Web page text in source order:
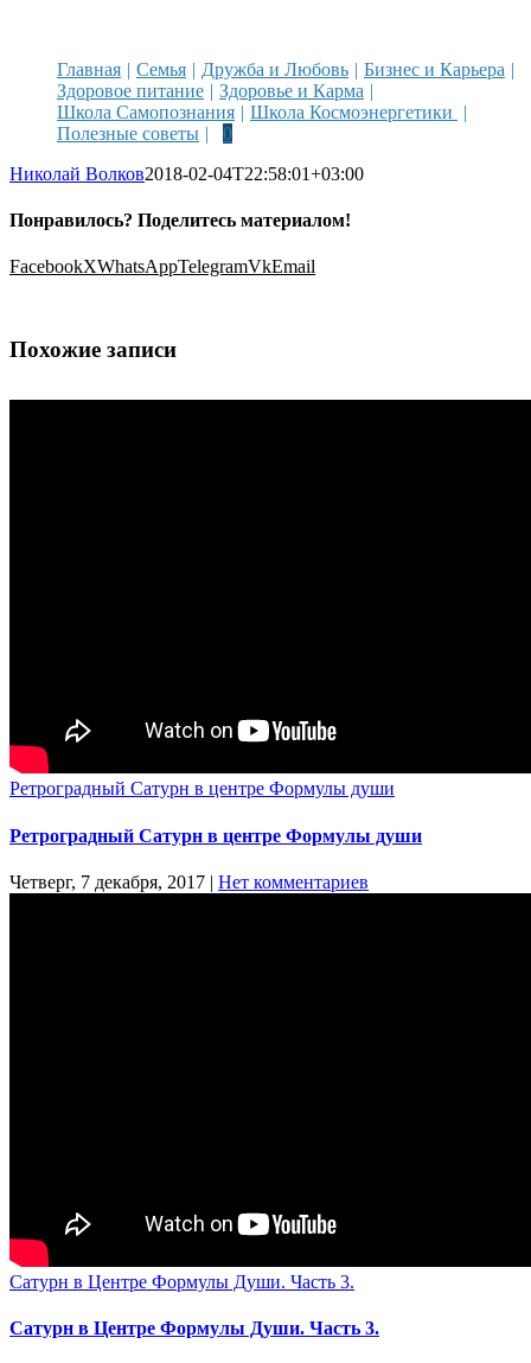
Главная Семья Дружба и Любовь
Бизнес и Карьера
Здоровое питание
Здоровье и Карма
Школа Самопознания
Школа Космоэнергетики
Полезные советы
0
Николай Волков2018-02-04T22:58:01+03:00
Понравилось? Поделитесь материалом!
FacebookXWhatsAppTelegramVkEmail
Похожие записи
Ретроградный Сатурн в центре Формулы души
Ретроградный Сатурн в центре Формулы души
Четверг, 7 декабря, 2017 | Нет комментариев
Сатурн в Центре Формулы Души. Часть 3.
Сатурн в Центре Формулы Души. Часть 3.